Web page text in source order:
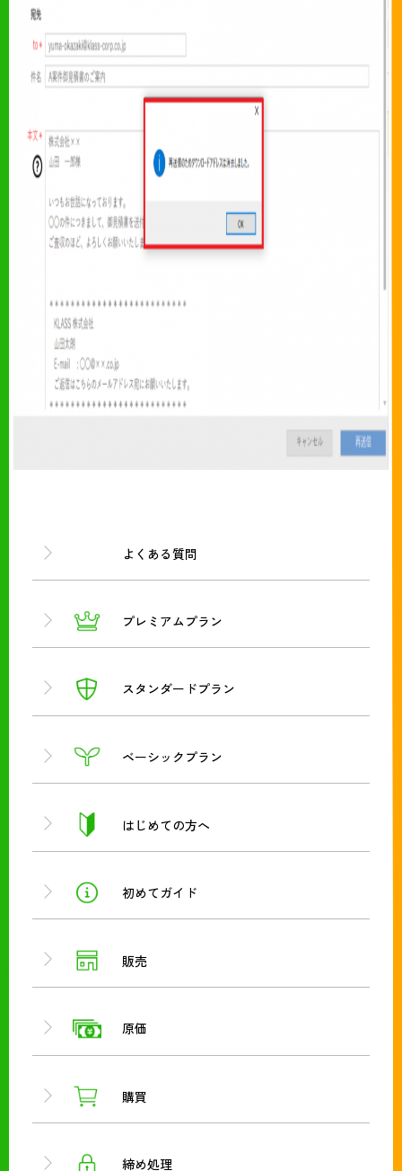
よくある質問
プレミアムプラン
スタンダードプラン
ベーシックプラン
はじめての方へ
初めてガイド
販売
原価
購買
締め処理